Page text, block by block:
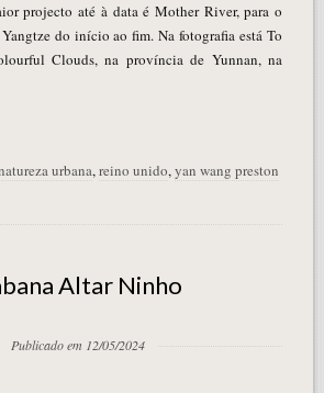
projecto até à data é Mother River, para o
do início ao fim. Na fotografia está To
Clouds, na província de Yunnan, na
urbana,reino unido,yan wang preston
Altar Ninho
Publicado em 12/05/2024